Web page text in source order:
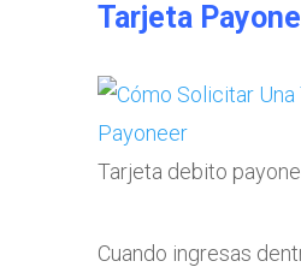
Tarjeta
Tarjeta debito
Cuando ingresas